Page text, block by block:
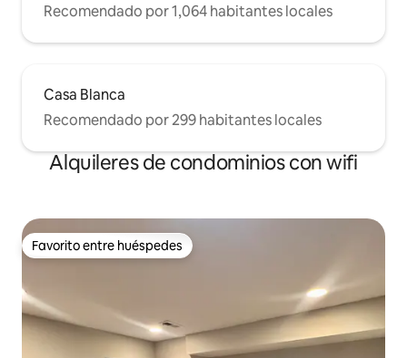
Recomendado por 1,064 habitantes locales
Casa Blanca
Recomendado por 299 habitantes locales
Alquileres de condominios con wifi
Favorito entre huéspedes
Favorito entre huéspedes